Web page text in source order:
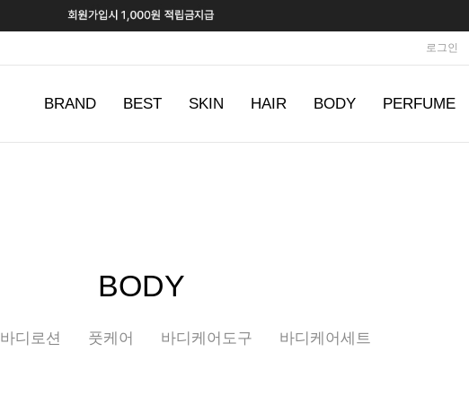
로그인
BRAND BEST SKIN HAIR BODY PERFUME
BODY
바디로션 풋케어 바디케어도구 바디케어세트